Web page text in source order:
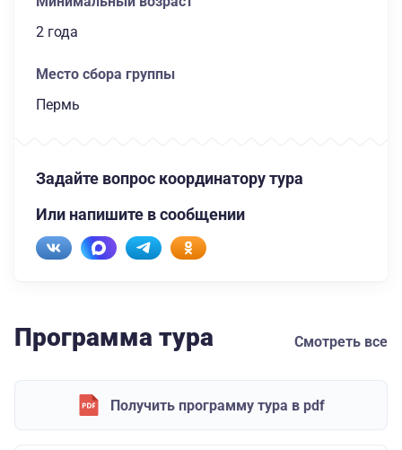
2 года
Место сбора группы
Пермь
Задайте вопрос координатору тура
Или напишите в сообщении
Программа тура Смотреть все
Получить программу тура в pdf